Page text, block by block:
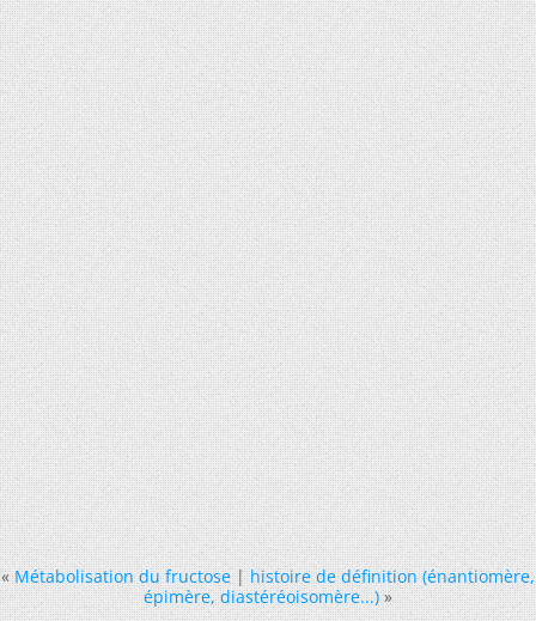
« Métabolisation du fructose|histoire de définition (énantiomère,
épimère, diastéréoisomère...) »